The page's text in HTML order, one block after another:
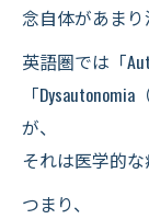
念自体があまり
英語圏では「
「
が、
それは医学的な
つまり、